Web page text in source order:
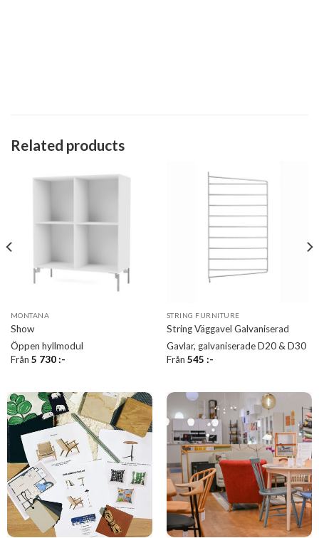
Related products
MONTANA
Show
Öppen hyllmodul
Från 5 730:-
STRING FURNITURE
String Väggavel Galvaniserad
Gavlar, galvaniserade D20 & D30
Från 545 :-